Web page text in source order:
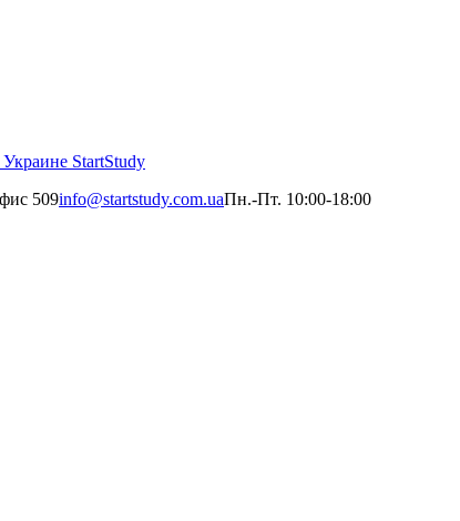
Украине StartStudy
509info@startstudy.com.uaПн.-Пт. 10:00-18:00